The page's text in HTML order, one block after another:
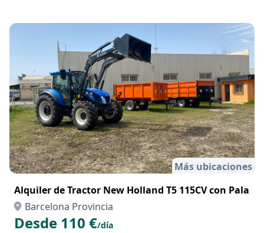
Más ubicaciones
Alquiler de Tractor New Holland T5 115CV con Pala
Barcelona Provincia
Desde 110 €/día